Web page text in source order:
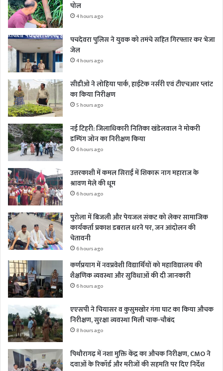
पोल
4 hours ago
पचदेवरा पुलिस ने युवक को तमंचे सहित गिरफ्तार कर भेजा
जेल
4 hours ago
सीडीओ ने लोहिया पार्क, हाईटेक नर्सरी एवं टीएचआर प्लांट
का किया निरीक्षण
5 hours ago
नई टिहरी: जिलाधिकारी नितिका खंडेलवाल ने मोकरी
डम्पिंग जोन का निरीक्षण किया
6 hours ago
उत्तरकाशी में कमल सिराईं में शिकारू नाग महाराज के
श्रावण मेले की धूम
6 hours ago
पुरोला में बिजली और पेयजल संकट को लेकर सामाजिक
कार्यकर्ता प्रकाश डबराल धरने पर, जन आंदोलन की
चेतावनी
6 hours ago
कर्णप्रयाग में नवप्रवेशी विद्यार्थियों को महाविद्यालय की
शैक्षणिक व्यवस्था और सुविधाओं की दी जानकारी
6 hours ago
एएसपी ने चियासर व कुसुमखोर गंगा घाट का किया औचक
निरीक्षण, सुरक्षा व्यवस्था मिली चाक-चौबंद
8 hours ago
पिथौरागढ़ में नशा मुक्ति केंद्र का औचक निरीक्षण, CMO ने
दवाओं के रिकॉर्ड और मरीजों की सहमति पर दिए निर्देश